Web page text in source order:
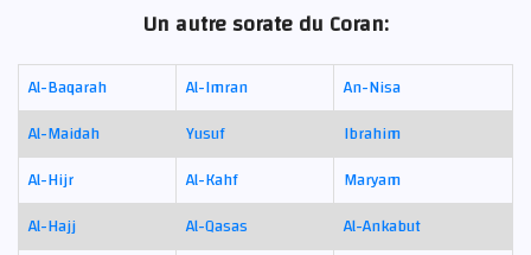
Un autre sorate du Coran:
Al-Baqarah Al-Imran
An-Nisa
Al-Maidah
Yusuf
Ibrahim
Al-Hijr
Al-Kahf
Maryam
Al-Hajj
Al-Qasas
Al-Ankabut